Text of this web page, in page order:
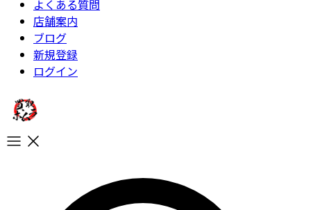
よくある質問
店舗案内
ブログ
新規登録
ログイン